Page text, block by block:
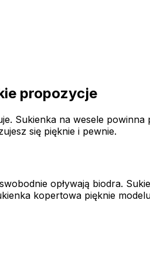
propozycje
Sukienka na wesele
się pięknie i pewnie.
opływają biodra.
kopertowa pięknie